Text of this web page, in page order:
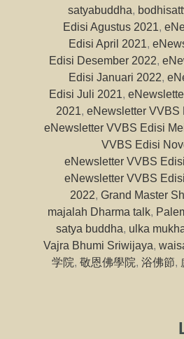
satyabuddha,
Edisi Agustus 2021,
Edisi April 2021,
Edisi Desember 2022,
Edisi Januari 2022,
Edisi Juli 2021,
2021, eNewsletter VVBS
eNewsletter VVBS Edisi
VVBS Edisi
eNewsletter VVBS
eNewsletter VVBS
2022, Grand Master
majalah Dharma talk,
satya buddha, ulka
Vajra Bhumi Sriwijaya,
学院, 敬恩佛學院, 浴佛節,